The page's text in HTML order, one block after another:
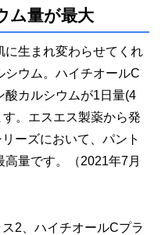
ム量が最大
に生まれ変わらせてくれ
シウム。ハイチオールC
酸カルシウムが1日量(4
。エスエス製薬から発
ーズにおいて、パント
量です。（2021年7月
2、ハイチオールCプラ